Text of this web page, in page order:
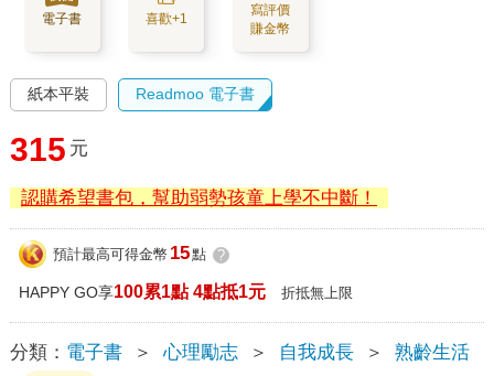
電子書 喜歡+1
寫評價
賺金幣
紙本平裝 Readmoo 電子書
315 元
認購希望書包，幫助弱勢孩童上學不中斷！
預計最高可得金幣 15點 ?
HAPPY GO享100累1點 4點抵1元 折抵無上限
分類： 電子書 ＞ 心理勵志 ＞ 自我成長 ＞ 熟齡生活